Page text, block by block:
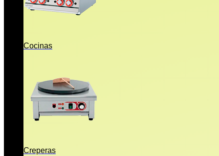
Cocinas
Creperas